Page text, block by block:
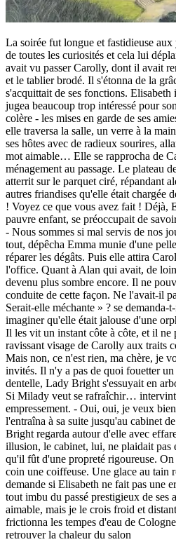
La soirée fut longue et fastidieuse
de toutes les curiosités et cela lui
avait vu passer Carolly, dont il avait
et le tablier brodé. Il s'étonna de la
s'acquittait de ses fonctions. Elisabeth
jugea beaucoup trop intéressé pour
colère - les mises en garde de ses
elle traversa la salle, un verre à la
ses hôtes avec de radieux sourires,
mot aimable… Elle se rapprocha de
ménagement au passage. Le plateau
atterrit sur le parquet ciré, répandant
autres friandises qu'elle était chargée
! Voyez ce que vous avez fait ! Déjà,
pauvre enfant, se préoccupait de
- Nous sommes si mal servis de nos
tout, dépêcha Emma munie d'une
réparer les dégâts. Puis elle attira
l'office. Quant à Alan qui avait, de
devenu plus sombre encore. Il ne
conduite de cette façon. Ne l'avait-il
Serait-elle méchante » ? se
imaginer qu'elle était jalouse d'une
Il les vit un instant côte à côte, et il ne
ravissant visage de Carolly aux traits
Mais non, ce n'est rien, ma chère, je
invités. Il n'y a pas de quoi fouetter
dentelle, Lady Bright s'essuyait en
Si Milady veut se rafraîchir… intervint
empressement. - Oui, oui, je veux
l'entraîna à sa suite jusqu'au cabinet
Bright regarda autour d'elle avec
illusion, le cabinet, lui, ne plaidait pas
qu'il fût d'une propreté rigoureuse.
coin une coiffeuse. Une glace au tain
demande si Elisabeth ne fait pas une
tout imbu du passé prestigieux de ses
aimable, mais je le crois froid et
frictionna les tempes d'eau de
retrouver la chaleur du salon